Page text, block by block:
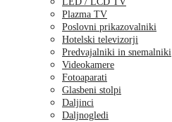
Plazma TV
Poslovni prikazovalniki
Hotelski televizorji
Predvajalniki in snemalniki
Videokamere
Fotoaparati
Glasbeni stolpi
Daljinci
Daljnogledi